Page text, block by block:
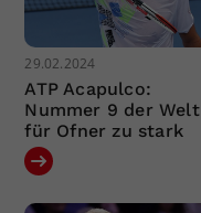
29.02.2024
ATP Acapulco:
Nummer 9 der Welt
für Ofner zu stark